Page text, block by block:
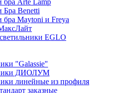
Arte Lamp
Benetti
Maytoni и Freya
EGLO
"Galassie"
ДИОЛУМ
линейные из профиля
заказные